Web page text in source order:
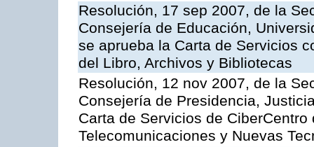
Resolución, 17 sep 2007, de la
Consejería de Educación,
se aprueba la Carta de Servicios
del Libro, Archivos y Bibliotecas
Resolución, 12 nov 2007, de la
Consejería de Presidencia,
Carta de Servicios de
Telecomunicaciones y Nuevas